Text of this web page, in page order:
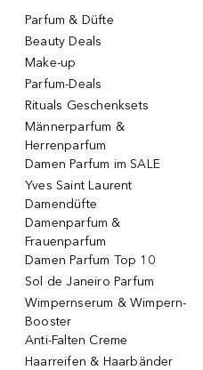
Parfum & Düfte
Beauty Deals
Make-up
Parfum-Deals
Rituals Geschenksets
Männerparfum &
Herrenparfum
Damen Parfum im SALE
Yves Saint Laurent
Damendüfte
Damenparfum &
Frauenparfum
Damen Parfum Top 10
Sol de Janeiro Parfum
Wimpernserum & Wimpern-
Booster
Anti-Falten Creme
Haarreifen & Haarbänder